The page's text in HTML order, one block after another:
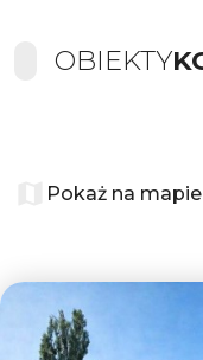
OBIEKTY
−
Pokaż na mapie